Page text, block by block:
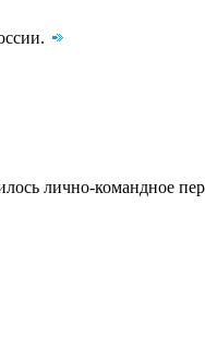
лично-командное